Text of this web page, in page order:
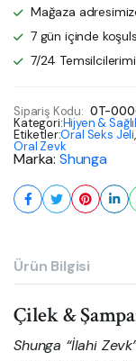
Mağaza
7 gün içinde
7/24
Sipariş Kodu: 0T-
Kategori:Hijyen &
Etiketler:Oral Seks Jeli,
Oral Zevk
Marka: Shunga
Ürün Bilgisi
Çilek &
Shunga “İlahi